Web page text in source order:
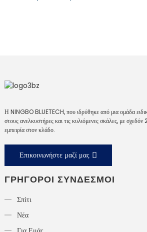
Η NINGBO BLUETECH, που ιδρύθηκε από μια ομάδα
στους ανελκυστήρες και τις κυλιόμενες σκάλες, με σχεδόν
εμπειρία στον κλάδο.
Επικοινωνήστε μαζί μας
ΓΡΉΓΟΡΟΙ ΣΎΝΔΕΣΜΟΙ
Σπίτι
Νέα